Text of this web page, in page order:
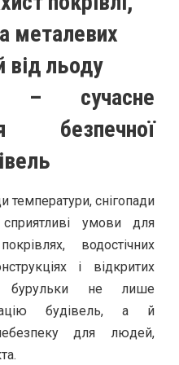
металевих
від льоду
– сучасне
безпечної
температури, снігопади
умови для
водостічних
і відкритих
бурульки не лише
будівель, а й
для людей,